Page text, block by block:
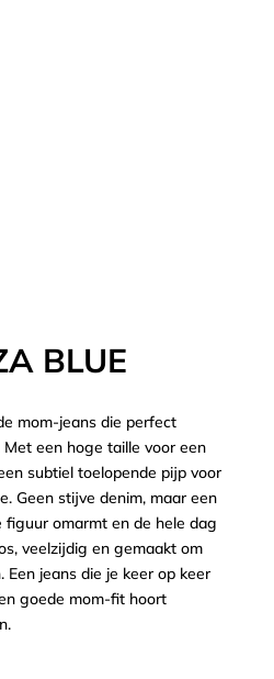
BLUE
mom-jeans die perfect
een hoge taille voor een
subtiel toelopende pijp voor
Geen stijve denim, maar een
omarmt en de hele dag
veelzijdig en gemaakt om
jeans die je keer op keer
goede mom-fit hoort